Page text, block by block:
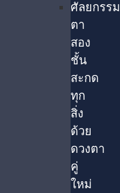
ศัลยกรรม
ตา
สอง
ชั้น
สะกด
ทุก
สิ่ง
ด้วย
ดวงตา
คู่
ใหม่